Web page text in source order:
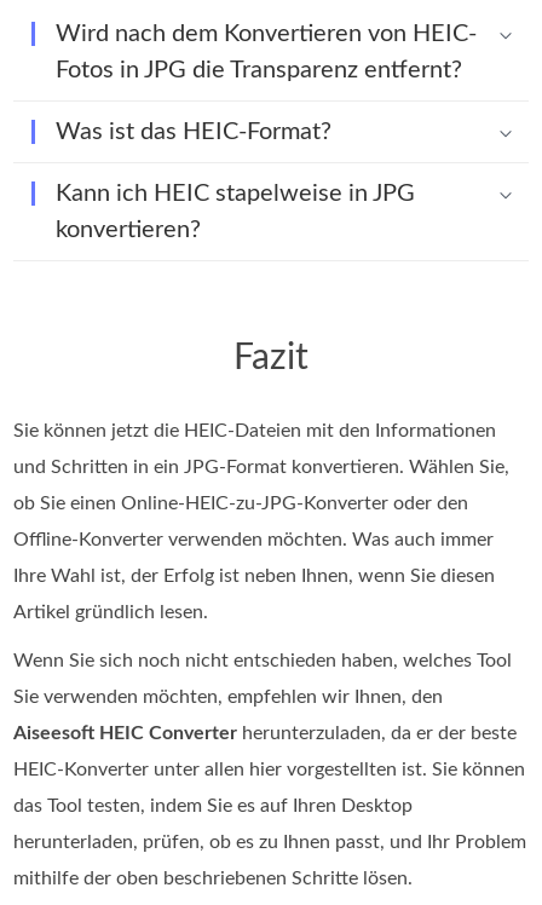
Wird nach dem Konvertieren von HEIC-
Fotos in JPG die Transparenz entfernt?
Was ist das HEIC-Format?
Kann ich HEIC stapelweise in JPG
konvertieren?
Fazit
Sie können jetzt die HEIC-Dateien mit den Informationen
und Schritten in ein JPG-Format konvertieren. Wählen Sie,
ob Sie einen Online-HEIC-zu-JPG-Konverter oder den
Offline-Konverter verwenden möchten. Was auch immer
Ihre Wahl ist, der Erfolg ist neben Ihnen, wenn Sie diesen
Artikel gründlich lesen.
Wenn Sie sich noch nicht entschieden haben, welches Tool
Sie verwenden möchten, empfehlen wir Ihnen, den
Aiseesoft HEIC Converter herunterzuladen, da er der beste
HEIC‑Konverter unter allen hier vorgestellten ist. Sie können
das Tool testen, indem Sie es auf Ihren Desktop
herunterladen, prüfen, ob es zu Ihnen passt, und Ihr Problem
mithilfe der oben beschriebenen Schritte lösen.